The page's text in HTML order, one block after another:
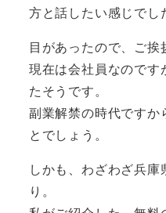
方と話したい感じでし
目があったので、ご挨
現在は会社員なので
たそうです。
副業解禁の時代ですか
とでしょう。
しかも、わざわざ兵
り。